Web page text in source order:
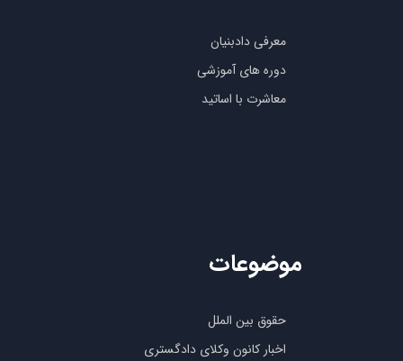
معرفی دادبنیان
دوره های آموزشی
معاشرت با اساتید
حقوق بین الملل
اخبار کانون وکلای دادگستری
موضوعات